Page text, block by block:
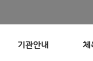
기관안내 체